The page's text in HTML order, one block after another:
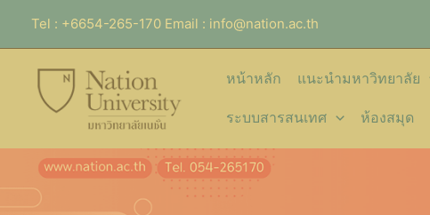
Tel : +6654-265-170 Email : info@nation.ac.th
หน้าหลัก แนะนำมหาวิทยาลัย
ระบบสารสนเทศ ห้องสมุด